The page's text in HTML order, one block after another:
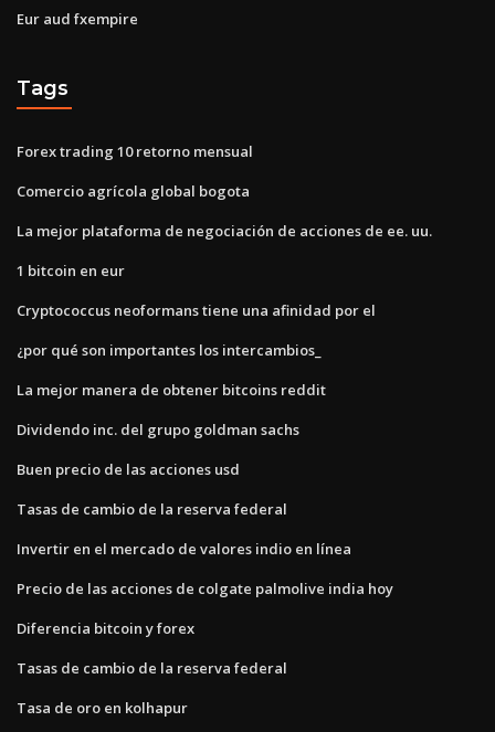
Eur aud fxempire
Tags
Forex trading 10 retorno mensual
Comercio agrícola global bogota
La mejor plataforma de negociación de acciones de ee. uu.
1 bitcoin en eur
Cryptococcus neoformans tiene una afinidad por el
¿por qué son importantes los intercambios_
La mejor manera de obtener bitcoins reddit
Dividendo inc. del grupo goldman sachs
Buen precio de las acciones usd
Tasas de cambio de la reserva federal
Invertir en el mercado de valores indio en línea
Precio de las acciones de colgate palmolive india hoy
Diferencia bitcoin y forex
Tasas de cambio de la reserva federal
Tasa de oro en kolhapur